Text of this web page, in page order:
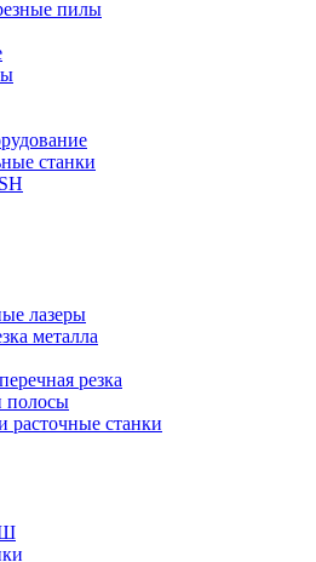
пилы
станки
лазеры
металла
резка
полосы
расточные станки